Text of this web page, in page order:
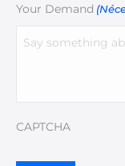
Your Demand
CAPTCHA